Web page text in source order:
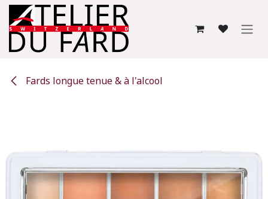
Se rendre au contenu
Fards longue tenue & à l'alcool